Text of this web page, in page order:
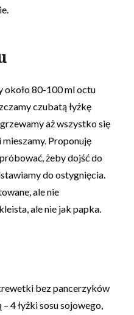
około 80-100 ml octu
czubatą łyżkę
aż wszystko się
Proponuję
żeby dojść do
do ostygnięcia.
ale nie
ale nie jak papka.
bez pancerzyków
4 łyżki sosu sojowego,